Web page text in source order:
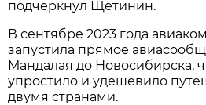
подчеркнул Щетинин.
В сентябре 2023 года
запустила прямое
Мандалая до Новосибирска,
упростило и удешевило
двумя странами.